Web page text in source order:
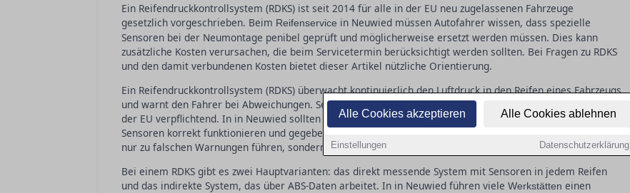
Alle Cookies akzeptieren Alle Cookies ablehnen
Einstellungen Datenschutzerklärung
Ein Reifendruckkontrollsystem (RDKS) ist seit 2014 für alle in der EU neu zugelassenen Fahrzeuge
gesetzlich vorgeschrieben. Beim Reifenservice in Neuwied müssen Autofahrer wissen, dass spezielle
Sensoren bei der Neumontage penibel geprüft und möglicherweise ersetzt werden müssen. Dies kann
zusätzliche Kosten verursachen, die beim Servicetermin berücksichtigt werden sollten. Bei Fragen zu RDKS
und den damit verbundenen Kosten bietet dieser Artikel nützliche Orientierung.
Ein Reifendruckkontrollsystem (RDKS) überwacht kontinuierlich den Luftdruck in den Reifen eines Fahrzeugs
und warnt den Fahrer bei Abweichungen. Seit November 2014 ist RDKS für alle neu zugelassenen Pkw in
der EU verpflichtend. In in Neuwied sollten Autofahrer beim Reifenwechsel darauf achten, dass die
Sensoren korrekt funktionieren und gegebenenfalls neu kalibriert werden. Ein defekter Sensor kann nicht
nur zu falschen Warnungen führen, sondern auch den Kraftstoffverbrauch erhöhen.
Bei einem RDKS gibt es zwei Hauptvarianten: das direkt messende System mit Sensoren in jedem Reifen
und das indirekte System, das über ABS-Daten arbeitet. In in Neuwied führen viele Werkstätten einen